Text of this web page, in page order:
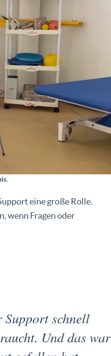
eine große Rolle.
wenn Fragen oder
schnell
Und das war